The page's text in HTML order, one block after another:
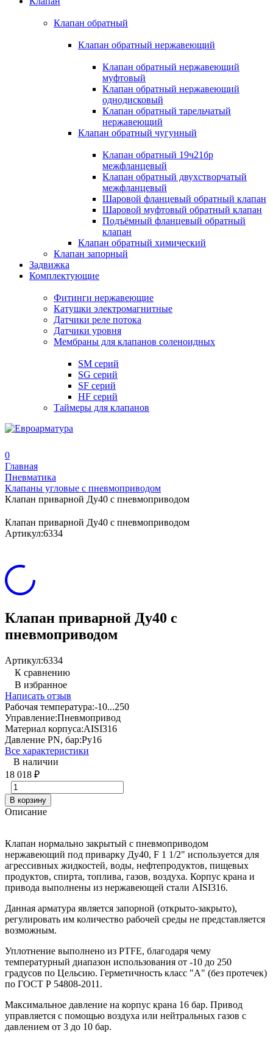
Клапан обратный
Клапан обратный нержавеющий
Клапан обратный нержавеющий
муфтовый
Клапан обратный нержавеющий
однодисковый
Клапан обратный тарельчатый
нержавеющий
Клапан обратный чугунный
Клапан обратный 19ч21бр
межфланцевый
Клапан обратный двухстворчатый
межфланцевый
Шаровой фланцевый обратный клапан
Шаровой муфтовый обратный клапан
Подъёмный фланцевый обратный
клапан
Клапан обратный химический
Клапан запорный
Задвижка
Комплектующие
Фитинги нержавеющие
Катушки электромагнитные
Датчики реле потока
Датчики уровня
Мембраны для клапанов соленоидных
SM серий
SG серий
SF серий
HF серий
Таймеры для клапанов
0
Главная
Пневматика
Клапаны угловые с пневмоприводом
Клапан приварной Ду40 с пневмоприводом
Клапан приварной Ду40 с пневмоприводом
Артикул:6334
Клапан приварной Ду40 с
пневмоприводом
Артикул:6334
К сравнению
В избранное
Написать отзыв
Рабочая температура:-10...250
Управление:Пневмопривод
Материал корпуса:AISI316
Давление PN, бар:Ру16
Все характеристики
В наличии
18 018 ₽
В корзину
Описание
Клапан нормально закрытый с пневмоприводом
нержавеющий под приварку Ду40, F 1 1/2" используется для
агрессивных жидкостей, воды, нефтепродуктов, пищевых
продуктов, спирта, топлива, газов, воздуха. Корпус крана и
привода выполнены из нержавеющей стали AISI316.
Данная арматура является запорной (открыто-закрыто),
регулировать им количество рабочей среды не представляется
возможным.
Уплотнение выполнено из PTFE, благодаря чему
температурный диапазон использования от -10 до 250
градусов по Цельсию. Герметичность класс "А" (без протечек)
по ГОСТ Р 54808-2011.
Максимальное давление на корпус крана 16 бар. Привод
управляется с помощью воздуха или нейтральных газов с
давлением от 3 до 10 бар.